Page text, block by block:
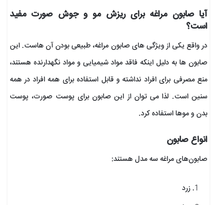
آیا صابون مراغه برای ریزش مو و جوش صورت مفید
است؟
در واقع یکی از ویژگی های صابون مراغه، طبیعی بودن آن هاست. این
صابون ها به دلیل اینکه فاقد مواد شیمیایی و مواد نگهدارنده هستند،
منع مصرفی برای افراد نداشته و قابل استفاده برای همه افراد در همه
سنین است. لذا می توان از این صابون برای پوست صورت، پوست
بدن و موها استفاده کرد.
انواع صابون
صابون‌های مراغه سه مدل هستند:
زرد